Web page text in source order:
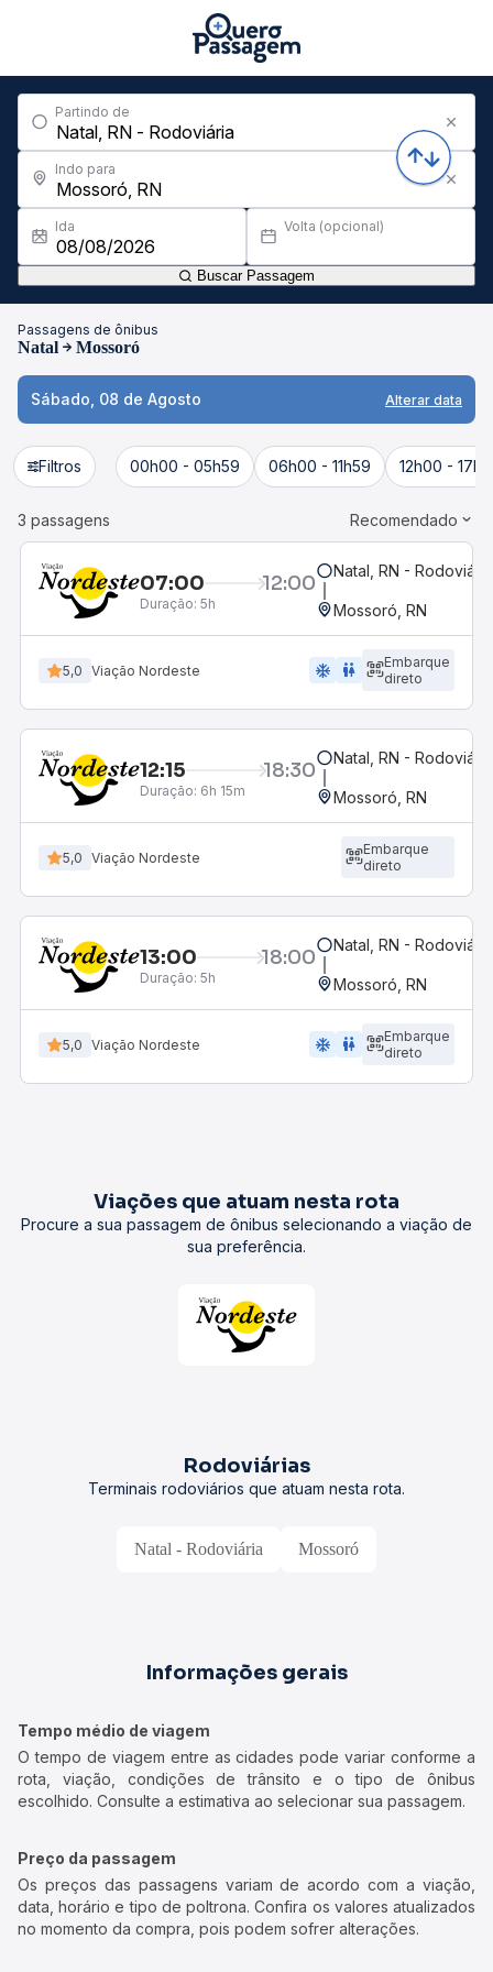
Partindo de
Indo para
Ida Volta (opcional)
Buscar Passagem
Passagens de ônibus
Natal Mossoró
Sábado, 08 de Agosto Alterar data
Filtros 00h00 - 05h59 06h00 - 11h59 12h00 -
3 passagens Recomendado
07:00 12:00
Duração: 5h
Natal, RN - Rodoviária
Mossoró, RN
5,0 Viação Nordeste ac_unit wc
Embarque
direto
12:15 18:30
Duração: 6h 15m
Natal, RN - Rodoviária
Mossoró, RN
5,0 Viação Nordeste
Embarque
direto
13:00 18:00
Duração: 5h
Natal, RN - Rodoviária
Mossoró, RN
5,0 Viação Nordeste ac_unit wc
Embarque
direto
Viações que atuam nesta rota
Procure a sua passagem de ônibus selecionando a viação de
sua preferência.
Rodoviárias
Terminais rodoviários que atuam nesta rota.
Natal - Rodoviária Mossoró
Informações gerais
Tempo médio de viagem
O tempo de viagem entre as cidades pode variar conforme a
rota, viação, condições de trânsito e o tipo de ônibus
escolhido. Consulte a estimativa ao selecionar sua passagem.
Preço da passagem
Os preços das passagens variam de acordo com a viação,
data, horário e tipo de poltrona. Confira os valores atualizados
no momento da compra, pois podem sofrer alterações.